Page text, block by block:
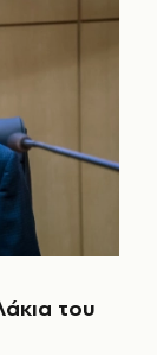
του